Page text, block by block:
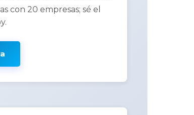
con 20 empresas; sé el